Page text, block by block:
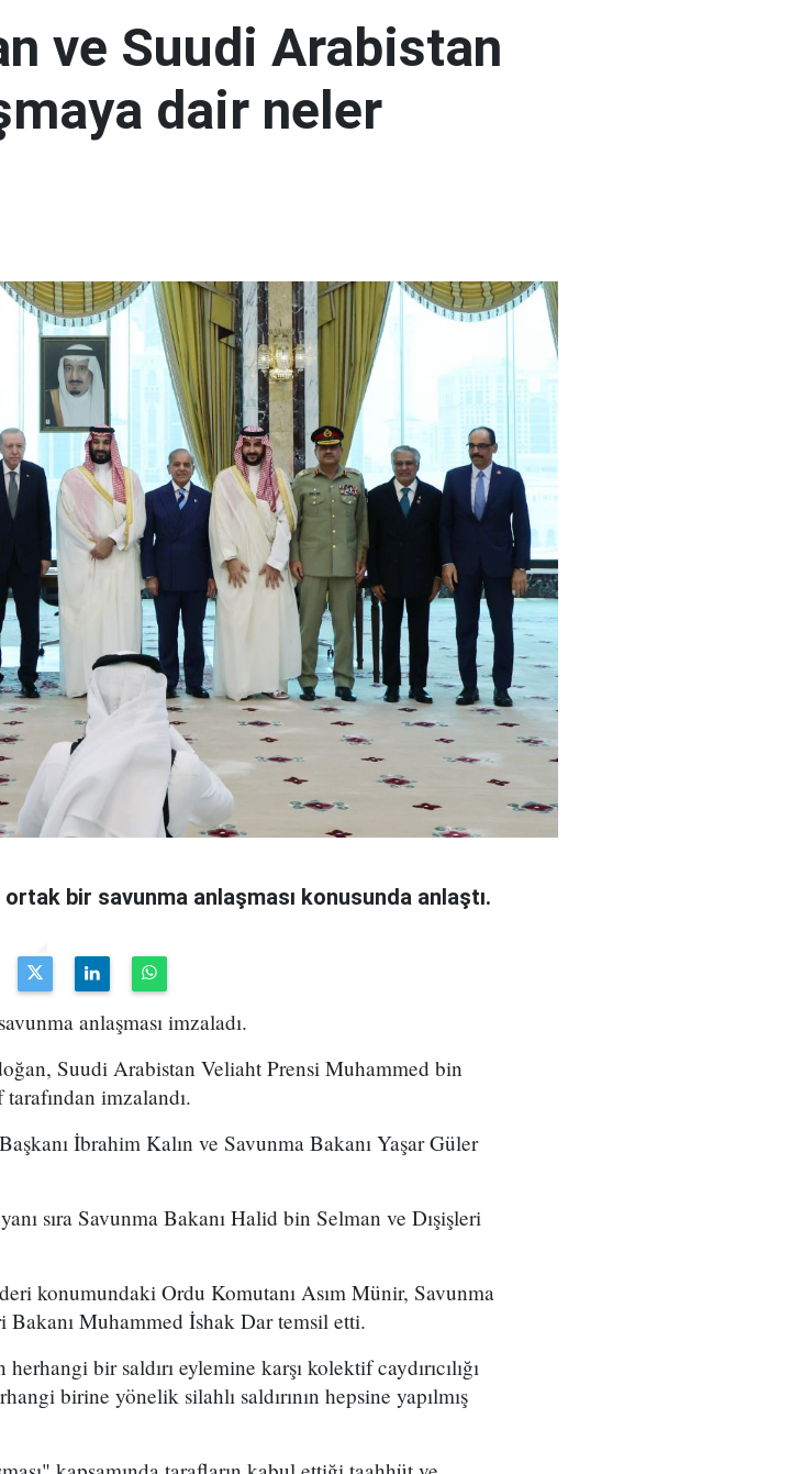
ve Suudi Arabistan
dair neler
bir savunma anlaşması konusunda anlaştı.
anlaşması imzaladı.
Suudi Arabistan Veliaht Prensi Muhammed bin
imzalandı.
İbrahim Kalın ve Savunma Bakanı Yaşar Güler
sıra Savunma Bakanı Halid bin Selman ve Dışişleri
konumundaki Ordu Komutanı Asım Münir, Savunma
Bakanı Muhammed İshak Dar temsil etti.
bir saldırı eylemine karşı kolektif caydırıcılığı
birine yönelik silahlı saldırının hepsine yapılmış